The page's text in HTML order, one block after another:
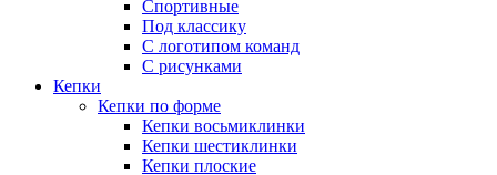
Спортивные
Под классику
С логотипом команд
С рисунками
Кепки
Кепки по форме
Кепки восьмиклинки
Кепки шестиклинки
Кепки плоские